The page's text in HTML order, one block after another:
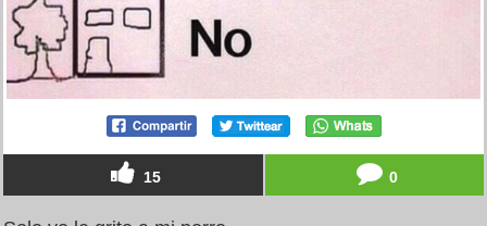
15 0